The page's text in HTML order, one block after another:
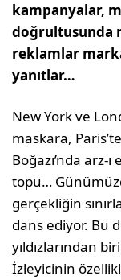
kampanyalar,
doğrultusunda
reklamlar
yanıtlar…
New York ve
maska­ra,
Boğazı’nda arz-
topu…
gerçekliğin
dans edi­yor. Bu
yıldızlarından
İzleyicinin